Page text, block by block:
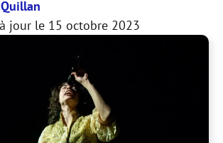
jour le 15 octobre 2023